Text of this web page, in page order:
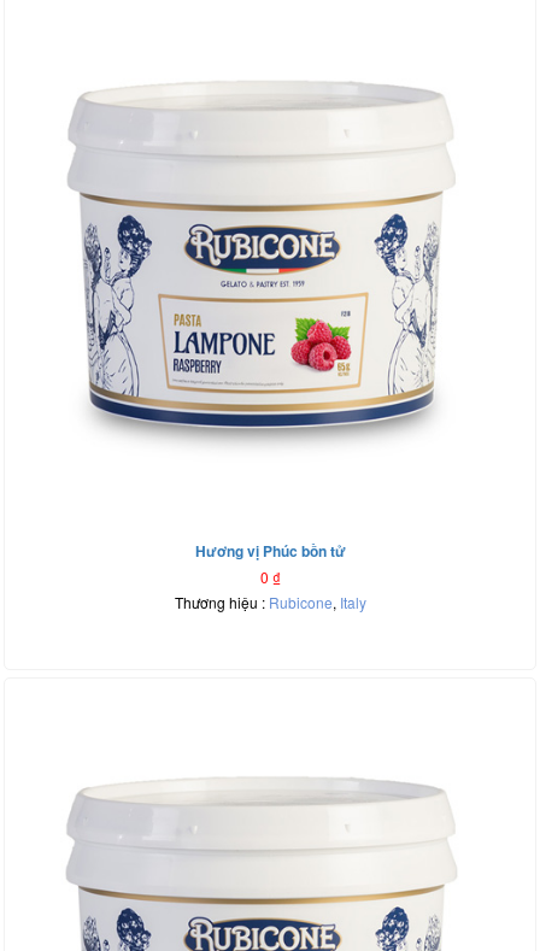
Hương vị Phúc bồn tử
0 ₫
Thương hiệu : Rubicone, Italy